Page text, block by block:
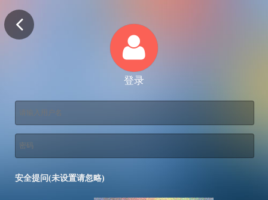
登录
安全提问(未设置请忽略)